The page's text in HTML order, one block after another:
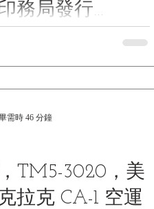
務局發行
Museum
| 黑水博物館館
March 8,1943, published by
Museum...
TM5-3020，美
拉克 CA-1 空運
需時 46 分鐘